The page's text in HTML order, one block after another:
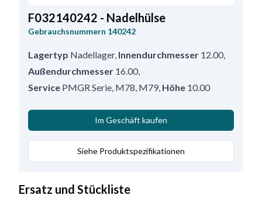
F032140242 - Nadelhülse
Gebrauchsnummern 140242
Lagertyp Nadellager, Innendurchmesser 12.00,
Außendurchmesser 16.00,
Service PMGR Serie, M78, M79, Höhe 10.00
Im Geschäft kaufen
Siehe Produktspezifikationen
Ersatz und Stückliste